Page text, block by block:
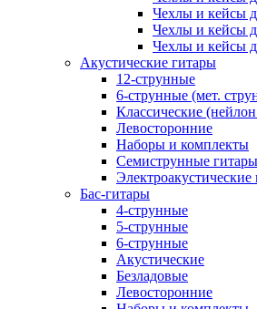
Чехлы и кейсы
Чехлы и кейсы
Чехлы и кейсы
Акустические гитары
12-струнные
6-струнные (мет.
Классические
Левосторонние
Наборы и комплекты
Семиструнные гитары
Электроакустические
Бас-гитары
4-струнные
5-струнные
6-струнные
Акустические
Безладовые
Левосторонние